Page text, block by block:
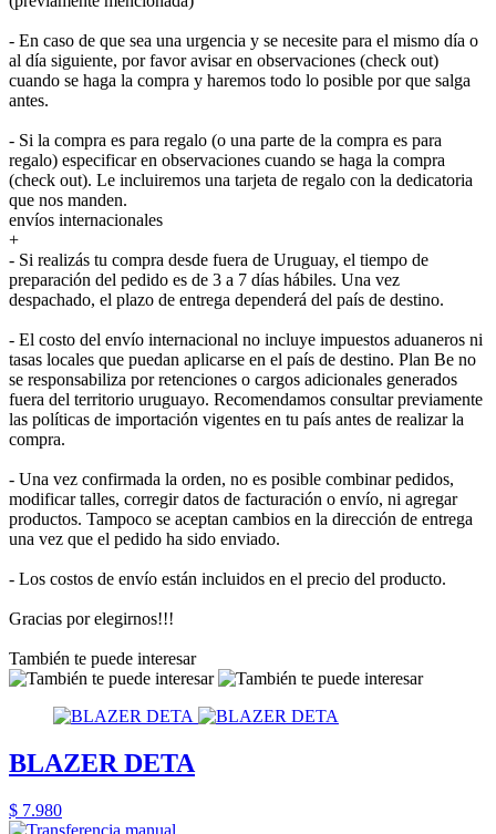
- En caso de que sea una urgencia y se necesite para el mismo día o
al día siguiente, por favor avisar en observaciones (check out)
cuando se haga la compra y haremos todo lo posible por que salga
antes.
- Si la compra es para regalo (o una parte de la compra es para
regalo) especificar en observaciones cuando se haga la compra
(check out). Le incluiremos una tarjeta de regalo con la dedicatoria
que nos manden.
envíos internacionales
+
- Si realizás tu compra desde fuera de Uruguay, el tiempo de
preparación del pedido es de 3 a 7 días hábiles. Una vez
despachado, el plazo de entrega dependerá del país de destino.
- El costo del envío internacional no incluye impuestos aduaneros ni
tasas locales que puedan aplicarse en el país de destino. Plan Be no
se responsabiliza por retenciones o cargos adicionales generados
fuera del territorio uruguayo. Recomendamos consultar previamente
las políticas de importación vigentes en tu país antes de realizar la
compra.
- Una vez confirmada la orden, no es posible combinar pedidos,
modificar talles, corregir datos de facturación o envío, ni agregar
productos. Tampoco se aceptan cambios en la dirección de entrega
una vez que el pedido ha sido enviado.
- Los costos de envío están incluidos en el precio del producto.
Gracias por elegirnos!!!
También te puede interesar
BLAZER DETA
$ 7.980